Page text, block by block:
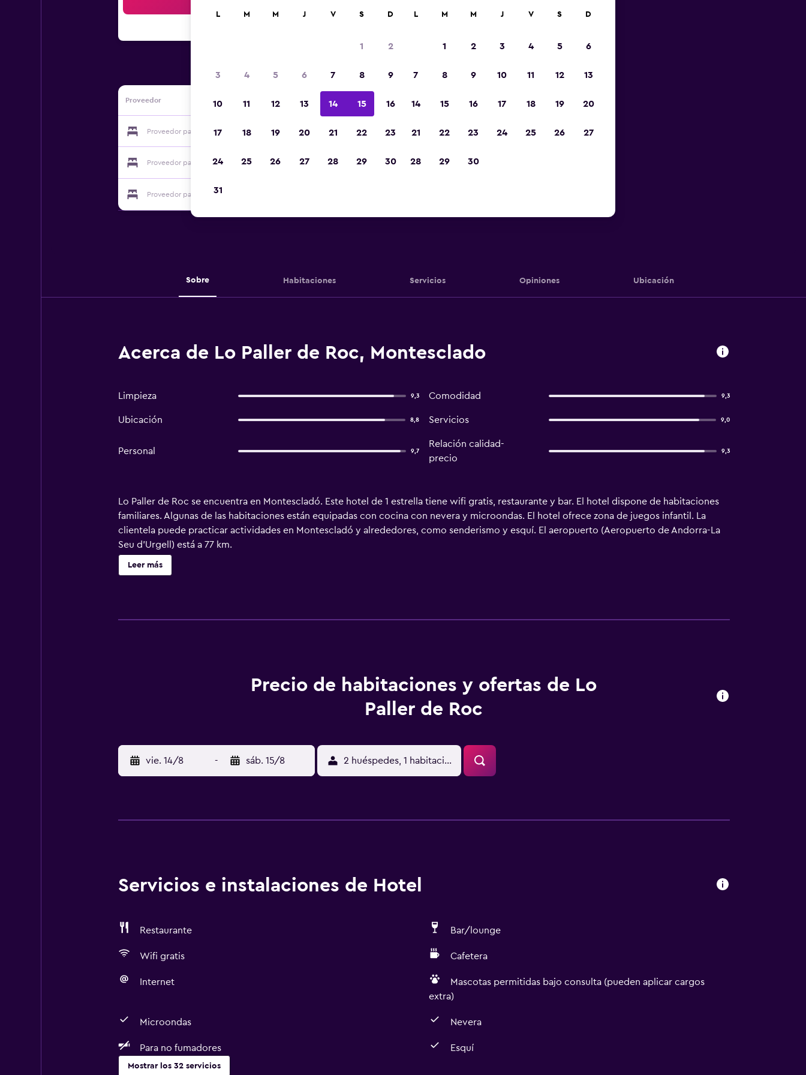
Proveedor
Proveedor para Lo Paller de Roc Ver precios
Proveedor para Lo Paller de Roc Ver precios
Proveedor para Lo Paller de Roc
Sobre Habitaciones Servicios Opiniones Ubicación
Acerca de Lo Paller de Roc, Montesclado
Limpieza 9,3 Comodidad 9,3
Ubicación 8,8 Servicios 9,0
Personal 9,7
Relación calidad-
precio
9,3
Lo Paller de Roc se encuentra en Montescladó. Este hotel de 1 estrella tiene wifi gratis, restaurante y bar. El hotel dispone de habitaciones
familiares. Algunas de las habitaciones están equipadas con cocina con nevera y microondas. El hotel ofrece zona de juegos infantil. La
clientela puede practicar actividades en Montescladó y alrededores, como senderismo y esquí. El aeropuerto (Aeropuerto de Andorra-La
Seu d'Urgell) está a 77 km.
Leer más
Precio de habitaciones y ofertas de Lo
Paller de Roc
vie. 14/8 - sáb. 15/8 2 huéspedes, 1 habitación
Servicios e instalaciones de Hotel
Restaurante Bar/lounge
Wifi gratis Cafetera
Internet
Mascotas permitidas bajo consulta (pueden aplicar cargos
extra)
Microondas Nevera
Para no fumadores Esquí
Mostrar los 32 servicios
L M M J V S D
1 2
3 4 5 6 7 8 9
10 11 12 13 14 15 16
17 18 19 20 21 22 23
24 25 26 27 28 29 30
31
L M M J V S D
1 2 3 4 5 6
7 8 9 10 11 12 13
14 15 16 17 18 19 20
21 22 23 24 25 26 27
28 29 30